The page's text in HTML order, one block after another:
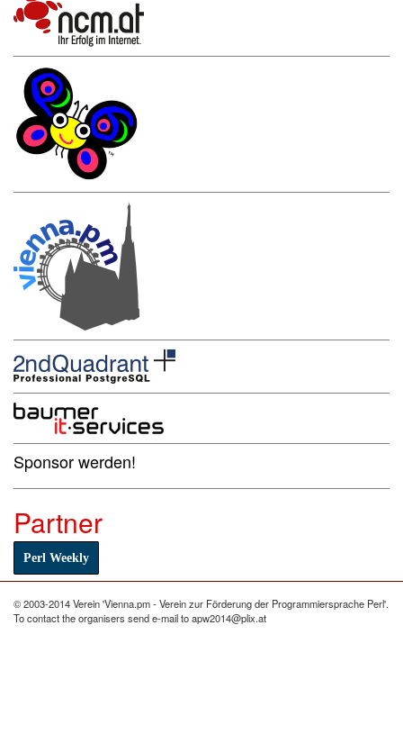
Sponsor werden!
Partner
Perl Weekly
© 2003-2014 Verein 'Vienna.pm - Verein zur Förderung der Programmiersprache Perl'.
To contact the organisers send e-mail to apw2014@plix.at